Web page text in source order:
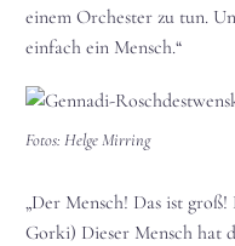
einem Orchester zu tun.
einfach ein Mensch.“
Fotos: Helge Mirring
„Der Mensch! Das ist
Gorki) Dieser Mensch hat